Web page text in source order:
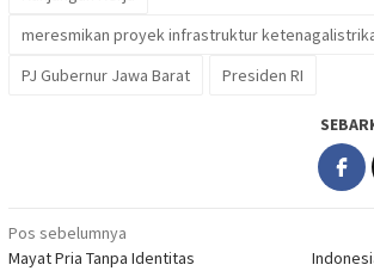
meresmikan proyek infrastruktur
PJ Gubernur Jawa Barat
Presiden RI
Navigasi
Pos sebelumnya
Mayat Pria Tanpa Identitas